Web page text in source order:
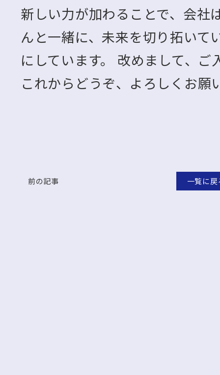
新しい力が加わることで、会社
んと一緒に、未来を切り拓いて
にしています。 改めまして、
これからどうぞ、よろしくお願
前の記事 一覧に戻